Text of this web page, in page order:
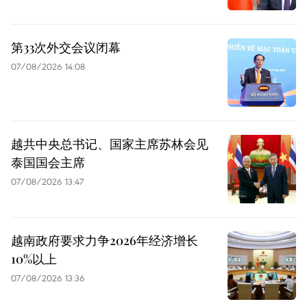
第33次外交会议闭幕
07/08/2026 14:08
越共中央总书记、国家主席苏林会见
泰国国会主席
07/08/2026 13:47
越南政府要求力争2026年经济增长
10%以上
07/08/2026 13:36